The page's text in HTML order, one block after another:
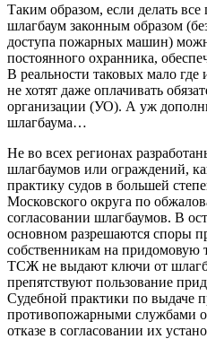
Таким образом, если делать все
шлагбаум законным образом
доступа пожарных машин)
постоянного охранника,
В реальности таковых мало где
не хотят даже оплачивать
организации (УО). А уж
шлагбаума…
Не во всех регионах
шлагбаумов или ограждений,
практику судов в большей
Московского округа по
согласовании шлагбаумов. В
основном разрешаются споры
собственникам на придомовую
ТСЖ не выдают ключи от
препятствуют пользование
Судебной практики по выдаче
противопожарными службами
отказе в согласовании их